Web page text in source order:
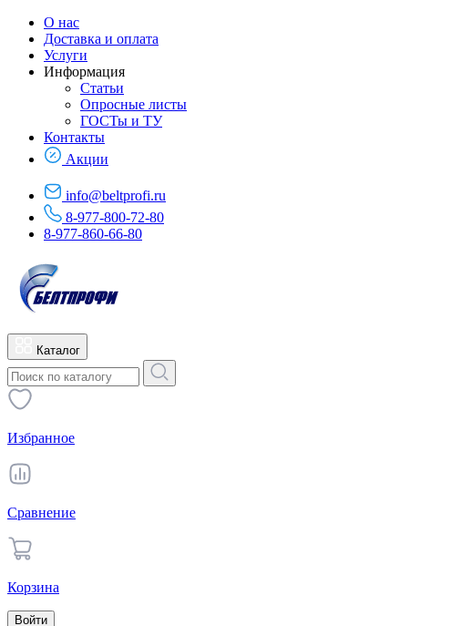
О нас
Доставка и оплата
Услуги
Информация
Статьи
Опросные листы
ГОСТы и ТУ
Контакты
Акции
info@beltprofi.ru
8-977-800-72-80
8-977-860-66-80
Каталог
Избранное
Сравнение
Корзина
Войти